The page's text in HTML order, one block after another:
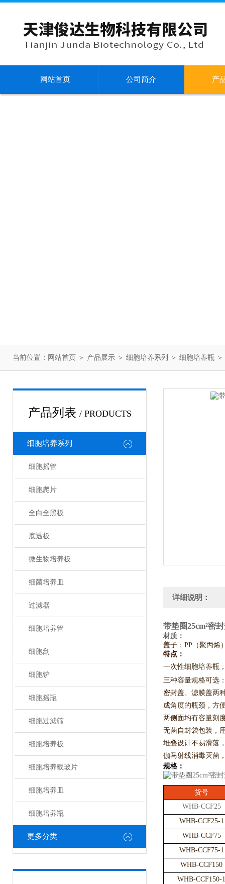
网站首页 公司简介 产
当前位置： 网站首页 ＞ 产品展示 ＞ 细胞培养系列 ＞ 细胞培养瓶
产品列表 / PRODUCTS
细胞培养系列
细胞摇管
细胞爬片
全白全黑板
底透板
微生物培养板
细菌培养皿
过滤器
细胞培养管
细胞刮
细胞铲
细胞摇瓶
细胞过滤筛
细胞培养板
细胞培养载玻片
细胞培养皿
细胞培养瓶
更多分类
详细说明：
带垫圈25cm²密
材质：
盖子：PP（聚丙
特点：
一次性细胞培养瓶
三种容量规格可选
密封盖、滤膜盖两
成角度的瓶颈，方
两侧面均有容量刻
无菌自封袋包装，
堆叠设计不易滑落
伽马射线消毒灭菌
规格：
货号
WHB-CCF25
WHB-CCF25-1
WHB-CCF75
WHB-CCF75-1
WHB-CCF150
WHB-CCF150-1